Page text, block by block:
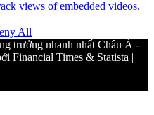
views of embedded videos.
All
trưởng nhanh nhất Châu Á -
Financial Times & Statista |